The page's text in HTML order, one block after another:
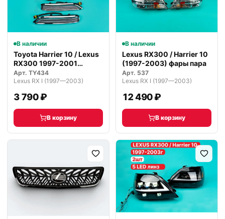
В наличии
Toyota Harrier 10 / Lexus
RX300 1997-2001
туманки…
Арт. TY434
Lexus RX I (1997—2003)
3 790 ₽
В корзину
В наличии
Lexus RX300 / Harrier 10
(1997-2003) фары пара
Арт. 537
Lexus RX I (1997—2003)
12 490 ₽
В корзину